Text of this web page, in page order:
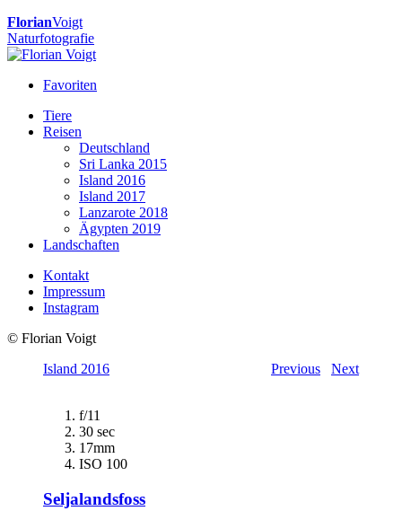
FlorianVoigt
Naturfotografie
Favoriten
Tiere
Reisen
Deutschland
Sri Lanka 2015
Island 2016
Island 2017
Lanzarote 2018
Ägypten 2019
Landschaften
Kontakt
Impressum
Instagram
© Florian Voigt
Previous
Next
Island 2016
f/11
30 sec
17mm
ISO 100
Seljalandsfoss